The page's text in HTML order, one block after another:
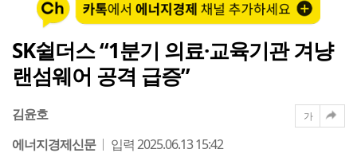
SK쉴더스 “1분기 의료·교육기관 겨냥
랜섬웨어 공격 급증”
김윤호
에너지경제신문
입력 2025.06.13 15:42
가